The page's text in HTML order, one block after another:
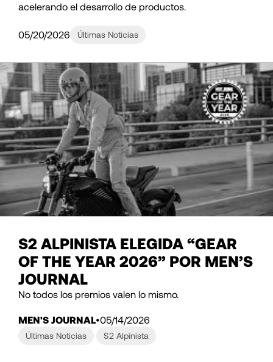
acelerando el desarrollo de productos.
05/20/2026 Últimas Noticias
S2 ALPINISTA ELEGIDA “GEAR
OF THE YEAR 2026” POR MEN’S
JOURNAL
No todos los premios valen lo mismo.
MEN'S JOURNAL 05/14/2026
Últimas Noticias S2 Alpinista